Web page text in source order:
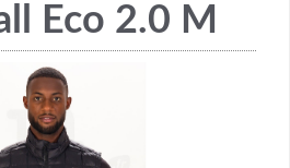
Eco 2.0 M